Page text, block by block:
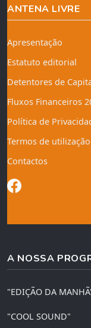
ANTENA LIVRE
Apresentação
Estatuto editorial
Detentores de
Fluxos Financeiros
Política de
Termos de utilização
Contactos
A NOSSA
"EDIÇÃO DA
"COOL SOUND"